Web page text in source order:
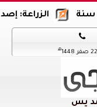
الزراعة: إصدار 12 ألف موافقة وتصريح بالمبيدات خلال 6 شهور

هـ
يس